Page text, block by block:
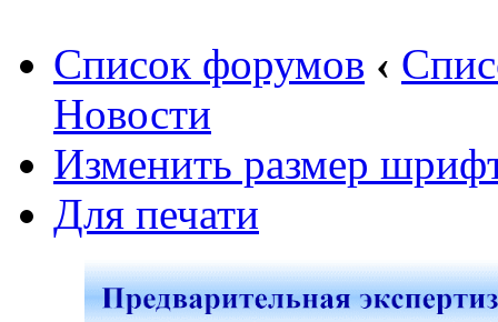
Список форумов ‹
Новости
Изменить размер
Для печати